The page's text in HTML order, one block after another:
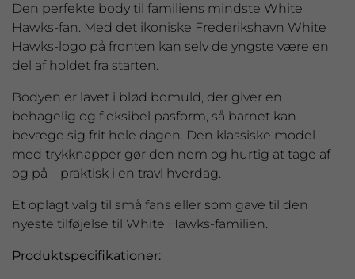
Den perfekte body til familiens mindste White
Hawks-fan. Med det ikoniske Frederikshavn White
Hawks-logo på fronten kan selv de yngste være en
del af holdet fra starten.
Bodyen er lavet i blød bomuld, der giver en
behagelig og fleksibel pasform, så barnet kan
bevæge sig frit hele dagen. Den klassiske model
med trykknapper gør den nem og hurtig at tage af
og på – praktisk i en travl hverdag.
Et oplagt valg til små fans eller som gave til den
nyeste tilføjelse til White Hawks-familien.
Produktspecifikationer: